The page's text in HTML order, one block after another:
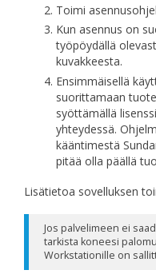
Toimi
Kun asennus on
työpöydällä
kuvakkeesta.
Ensimmäisellä
suorittamaan
syöttämällä
yhteydessä.
kääntimestä
pitää olla päällä
Lisätietoa sovelluksen
Jos palvelimeen ei
tarkista koneesi
Workstationille on